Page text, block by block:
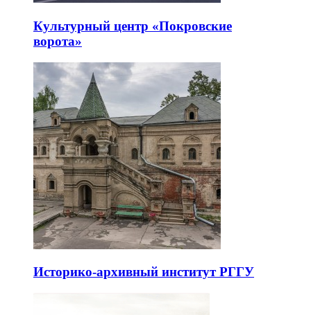
Культурный центр «Покровские
ворота»
Историко-архивный институт РГГУ